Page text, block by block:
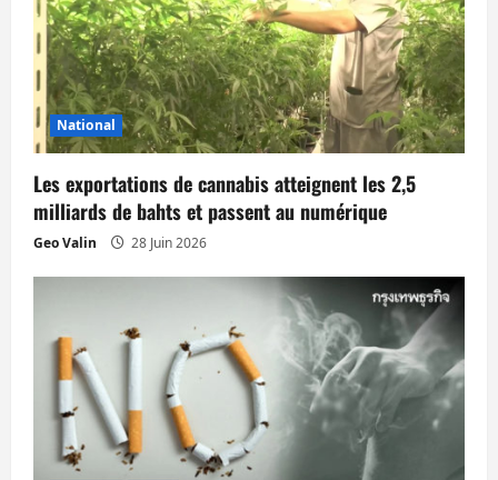
n
d
’
a
r
t
National
Les exportations de cannabis atteignent les 2,5
milliards de bahts et passent au numérique
Geo Valin 28 Juin 2026